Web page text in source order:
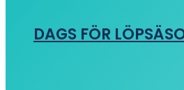
DAGS FÖR